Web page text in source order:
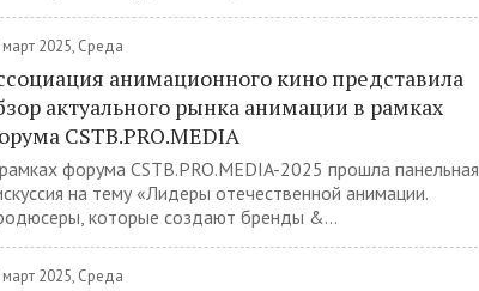
2025, Среда
анимационного кино представила
актуального рынка анимации в рамках
CSTB.PRO.MEDIA
форума CSTB.PRO.MEDIA-2025 прошла панельная
на тему «Лидеры отечественной анимации.
которые создают бренды &...
2025, Среда